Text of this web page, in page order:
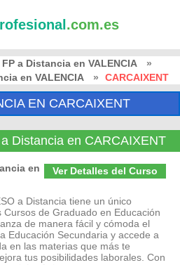
.com.es
FP a Distancia en VALENCIA
»
en VALENCIA
» CARCAIXENT
EN CARCAIXENT
Distancia en CARCAIXENT
Ver Detalles del Curso
en
a Distancia tiene un único
de Graduado en Educación
de manera fácil y cómoda el
Educación Secundaria y accede a
en las materias que más te
tus posibilidades laborales. Con